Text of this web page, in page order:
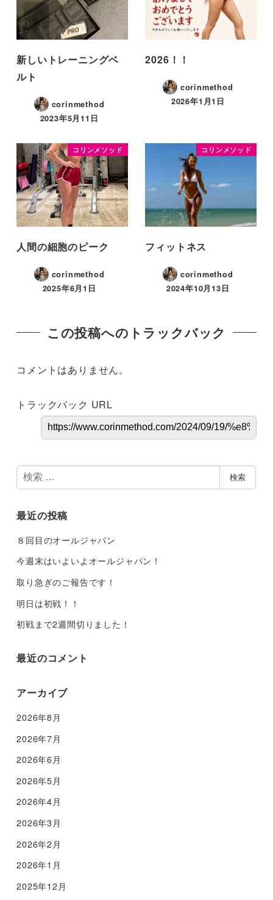
新しいトレーニングベ
ルト
corinmethod
2023年5月11日
2026！！
corinmethod
2026年1月1日
コリンメソッド
人間の細胞のピーク
corinmethod
2025年6月1日
コリンメソッド
フィットネス
corinmethod
2024年10月13日
この投稿へのトラックバック
コメントはありません。
トラックバック URL
検
索
検索
最近の投稿
８回目のオールジャパン
今週末はいよいよオールジャパン！
取り急ぎのご報告です！
明日は初戦！！
初戦まで2週間切りました！
最近のコメント
アーカイブ
2026年8月
2026年7月
2026年6月
2026年5月
2026年4月
2026年3月
2026年2月
2026年1月
2025年12月